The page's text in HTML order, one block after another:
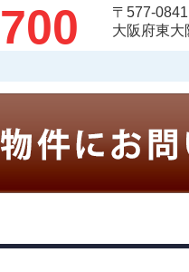
〒577-0841
大阪府東大